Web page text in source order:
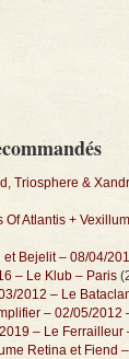
Triosphere &
Of Atlantis +
et Bejelit – 08/04/
– Le Klub – Paris
2012 – Le
– 02/05/2012
– Le Ferrailleur
Retina et Fiend